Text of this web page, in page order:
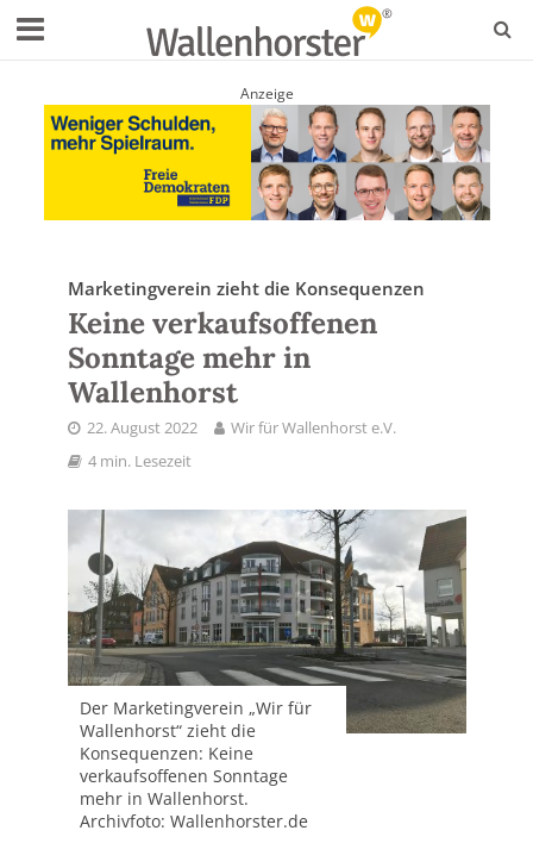
Anzeige
Marketingverein zieht die Konsequenzen
Keine verkaufsoffenen
Sonntage mehr in
Wallenhorst
22. August 2022
Wir für Wallenhorst e.V.
4 min. Lesezeit
Der Marketingverein „Wir für
Wallenhorst“ zieht die
Konsequenzen: Keine
verkaufsoffenen Sonntage
mehr in Wallenhorst.
Archivfoto: Wallenhorster.de